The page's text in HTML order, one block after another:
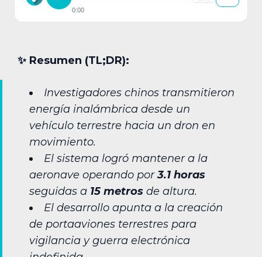
0:00
✨︎ Resumen (TL;DR):
Investigadores chinos transmitieron
energía inalámbrica desde un
vehículo terrestre hacia un dron en
movimiento.
El sistema logró mantener a la
aeronave operando por3.1 horas
seguidas a 15 metros de altura.
El desarrollo apunta a la creación
de portaaviones terrestres para
vigilancia y guerra electrónica